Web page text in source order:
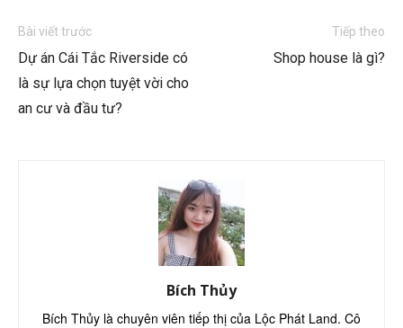
Bài viết trước
Dự án Cái Tắc Riverside có
là sự lựa chọn tuyệt vời cho
an cư và đầu tư?
Tiếp theo
Shop house là gì?
Bích Thủy
Bích Thủy là chuyên viên tiếp thị của Lộc Phát Land. Cô